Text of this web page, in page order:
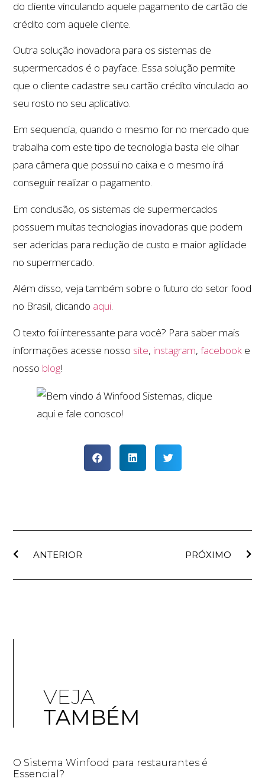
do cliente vinculando aquele pagamento de cartão de
crédito com aquele cliente.
Outra solução inovadora para os sistemas de
supermercados é o payface. Essa solução permite
que o cliente cadastre seu cartão crédito vinculado ao
seu rosto no seu aplicativo.
Em sequencia, quando o mesmo for no mercado que
trabalha com este tipo de tecnologia basta ele olhar
para câmera que possui no caixa e o mesmo irá
conseguir realizar o pagamento.
Em conclusão, os sistemas de supermercados
possuem muitas tecnologias inovadoras que podem
ser aderidas para redução de custo e maior agilidade
no supermercado.
Além disso, veja também sobre o futuro do setor food
no Brasil, clicando aqui.
O texto foi interessante para você? Para saber mais
informações acesse nosso site, instagram,facebook e
nosso blog!
ANTERIOR PRÓXIMO
VEJA
TAMBÉM
O Sistema Winfood para restaurantes é
Essencial?